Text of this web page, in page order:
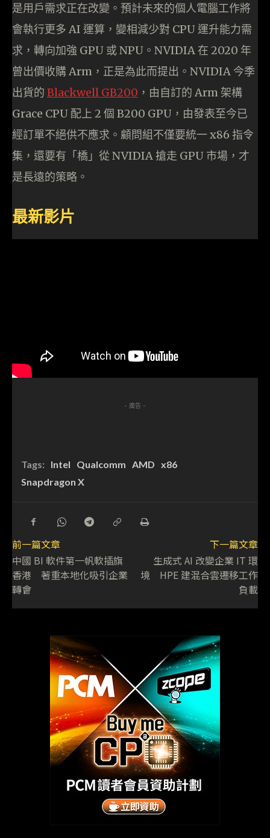
是用戶需求正在改變。預計未來的個人電腦工作將
會執行更多 AI 運算，變相減少對 CPU 運升能力需
求，轉向加強 GPU 或 NPU。NVIDIA 在 2020 年
曾出價收購 Arm，正是為此而提出。NVIDIA 今季
出貨的 Blackwell GB200 ，由自訂的 Arm 架構
Grace CPU 配上 2 個 B200 GPU，由發表至今已
經訂單不絕供不應求。顧問組不僅要統一 x86 指令
集，還要有「橋」從 NVIDIA 搶走 GPU 市場，才
是長遠的策略。
最新影片
- 廣告 -
Tags: Intel Qualcomm AMD x86
Snapdragon X
前一篇文章
中國 BI 軟件第一帆軟插旗
香港 著重本地化吸引企業
轉會
下一篇文章
生成式 AI 改變企業 IT 環
境 HPE 建混合雲遷移工作
負載